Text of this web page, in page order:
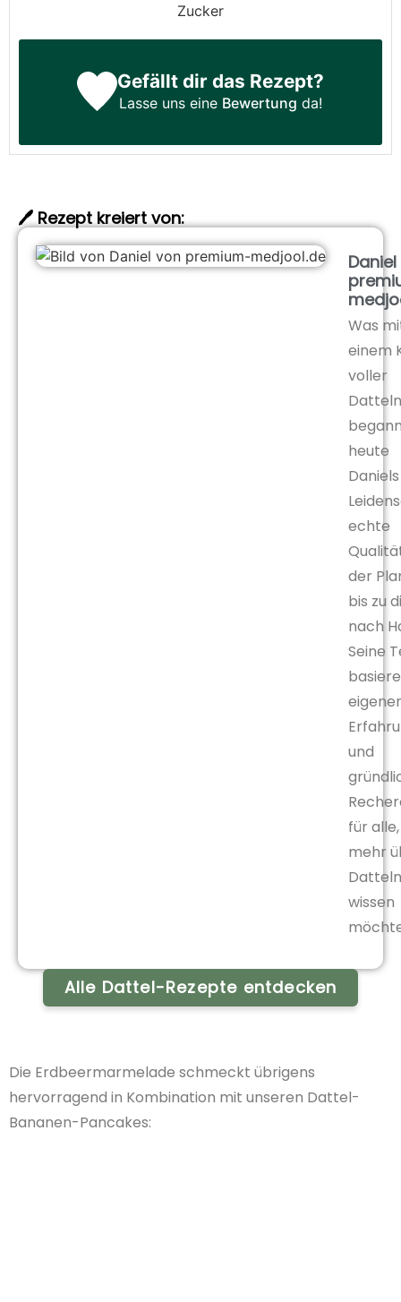
Zucker
Gefällt dir das Rezept?
Lasse uns eine Bewertung da!
🖊️ Rezept kreiert von:
Was
einem
voller
Datteln
heute
Daniels
echte
der
bis zu
nach
Seine
und
für
mehr
Datteln
wissen
Alle Dattel-Rezepte entdecken
Die Erdbeermarmelade schmeckt übrigens
hervorragend in Kombination mit unseren Dattel-
Bananen-Pancakes: